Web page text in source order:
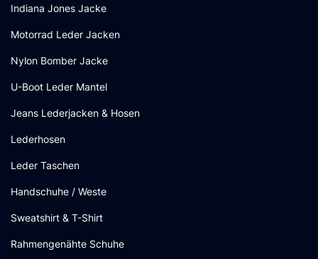
Indiana Jones Jacke
Motorrad Leder Jacken
Nylon Bomber Jacke
U-Boot Leder Mantel
Jeans Lederjacken & Hosen
Lederhosen
Leder Taschen
Handschuhe / Weste
Sweatshirt & T-Shirt
Rahmengenähte Schuhe